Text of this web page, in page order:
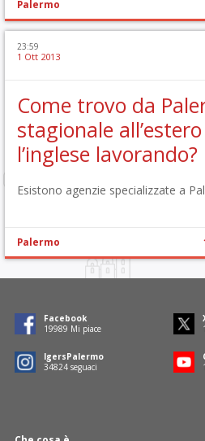
Palermo
23:59
1 Ott 2013
Come trovo da
stagionale
l’inglese lavorando?
Esistono agenzie specializzate a
Palermo
Facebook
19989 Mi piace
IgersPalermo
34824seguaci